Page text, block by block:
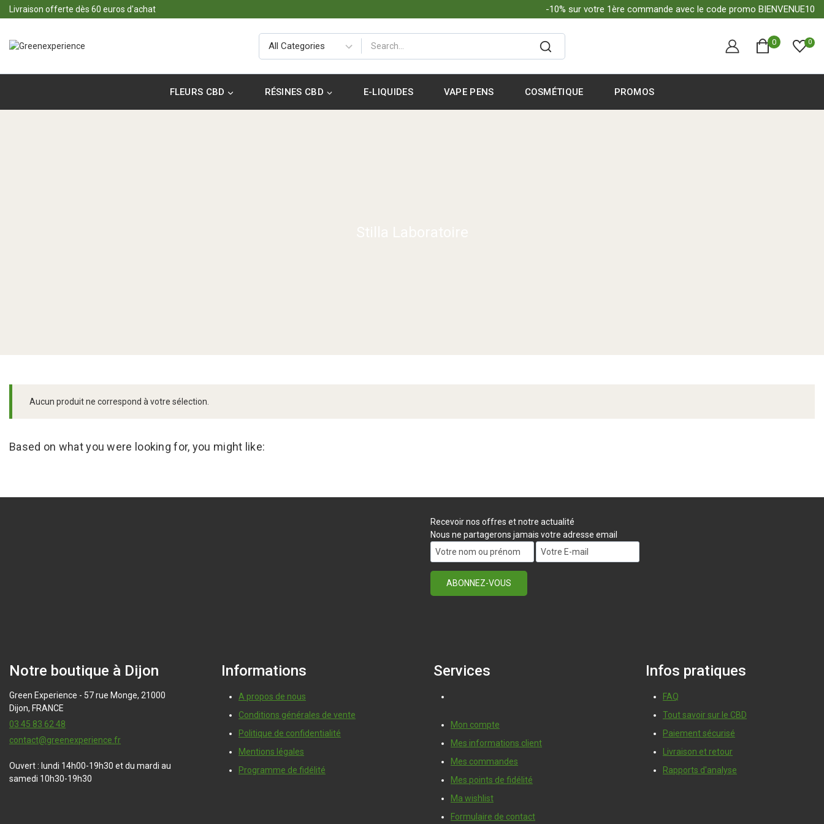
Livraison offerte dès 60 euros d'achat -10% sur votre 1ère commande avec le code promo BIENVENUE10
0 0
FLEURS CBD RÉSINES CBD E-LIQUIDES VAPE PENS COSMÉTIQUE PROMOS
Aucun produit ne correspond à votre sélection.
Based on what you were looking for, you might like:
Recevoir nos offres et notre actualité
Nous ne partagerons jamais votre adresse email
Notre boutique à Dijon
Green Experience - 57 rue Monge, 21000
Dijon, FRANCE
03 45 83 62 48
contact@greenexperience.fr
Ouvert : lundi 14h00-19h30 et du mardi au
samedi 10h30-19h30
Informations
A propos de nous
Conditions générales de vente
Politique de confidentialité
Mentions légales
Programme de fidélité
Services
Mon compte
Mes informations client
Mes commandes
Mes points de fidélité
Ma wishlist
Formulaire de contact
Infos pratiques
FAQ
Tout savoir sur le CBD
Paiement sécurisé
Livraison et retour
Rapports d'analyse